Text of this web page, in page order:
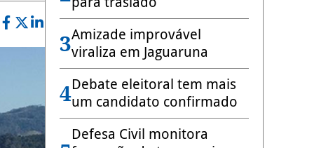
3Amizade improvável
viraliza em Jaguaruna
4Debate eleitoral tem mais
um candidato confirmado
Defesa Civil monitora